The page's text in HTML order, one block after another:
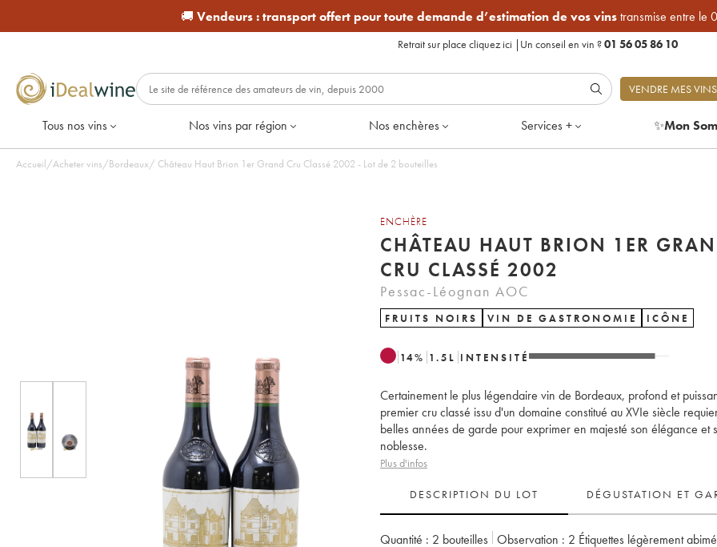
🚚 Vendeurs :transport offert pour toute demande d’estimation de vos vinstransmise entre le
Retrait sur place cliquez ici | Un conseil en vin ?01 56 05 86 10
VENDRE MES VINS
Tous nos vins Nos vins par région Nos enchères Services + ✨Mon
Accueil/Acheter vins/Bordeaux/ Château Haut Brion 1er Grand Cru Classé 2002 - Lot de 2 bouteilles
ENCHÈRE
CHÂTEAU HAUT BRION 1ER
CRU CLASSÉ 2002
Pessac-Léognan AOC
FRUITS NOIRS VIN DE GASTRONOMIE ICÔNE
14% 1.5 L INTENSITÉ
Certainement le plus légendaire vin de Bordeaux, profond et
premier cru classé issu d'un domaine constitué au XVIe siècle
belles années de garde pour exprimer en majesté son élégance et
noblesse.
Plus d'infos
DESCRIPTION DU LOT DÉGUSTATION ET
Quantité : 2 bouteilles Observation : 2 Étiquettes légèrement